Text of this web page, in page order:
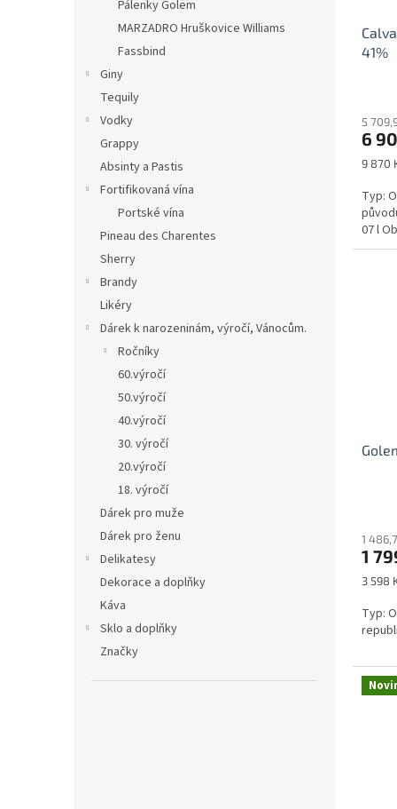
Pálenky Golem
MARZADRO Hruškovice Williams
Fassbind
Giny
Tequily
Vodky
Grappy
Absinty a Pastis
Fortifikovaná vína
Portské vína
Pineau des Charentes
Sherry
Brandy
Likéry
Dárek k narozeninám, výročí, Vánocům.
Ročníky
60.výročí
50.výročí
40.výročí
30. výročí
20.výročí
18. výročí
Dárek pro muže
Dárek pro ženu
Delikatesy
Dekorace a doplňky
Káva
Sklo a doplňky
Značky
41%
5
6
Měrná
9 870
Typ:
07 l
1
1
Měrná
3 598
Typ: